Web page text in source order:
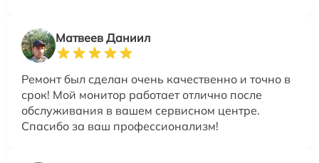
Матвеев Даниил
Ремонт был сделан очень качественно и точно в
срок! Мой монитор работает отлично после
обслуживания в вашем сервисном центре.
Спасибо за ваш профессионализм!